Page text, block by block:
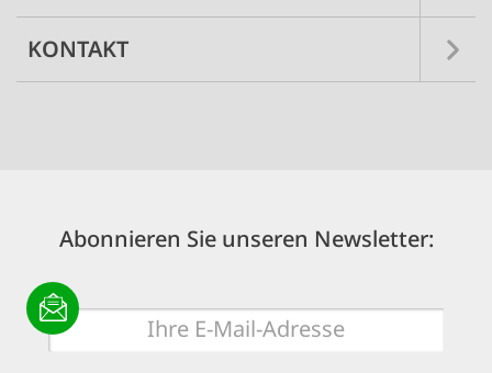
KONTAKT
Abonnieren Sie unseren Newsletter:
E-
Mail